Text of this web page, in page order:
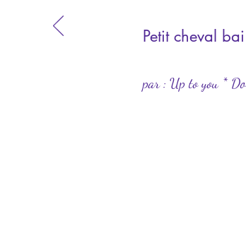
Petit cheval
par : Up to you *